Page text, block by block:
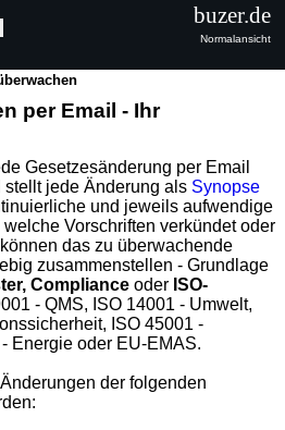
per Email - Ihr
Gesetzesänderung per Email
stellt jede Änderung als Synopse
und jeweils aufwendige
Vorschriften verkündet oder
das zu überwachende
zusammenstellen - Grundlage
Compliance oder ISO-
- QMS, ISO 14001 - Umwelt,
ISO 45001 -
Energie oder EU-EMAS.
der folgenden
buzer.de
Normalansicht